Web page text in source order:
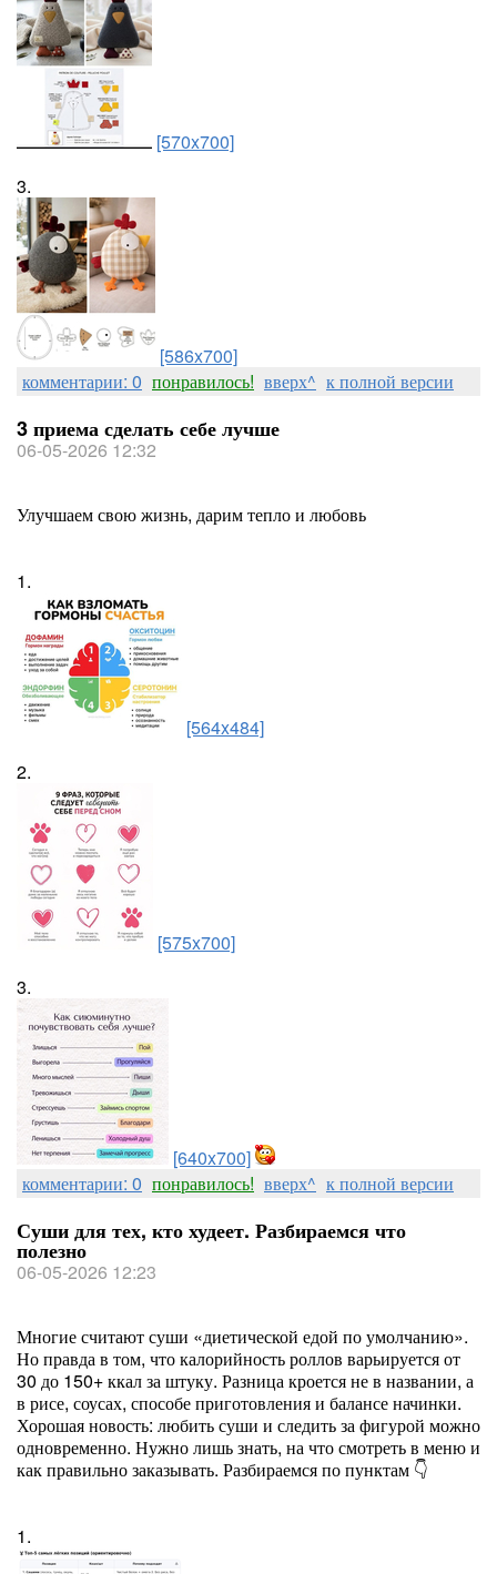
[570x700]
3.
[586x700]
комментарии: 0 понравилось! вверх^ к полной версии
3 приема сделать себе лучше
06-05-2026 12:32
Улучшаем свою жизнь, дарим тепло и любовь
1.
[564x484]
2.
[575x700]
3.
[640x700]
комментарии: 0 понравилось! вверх^ к полной версии
Суши для тех, кто худеет. Разбираемся что
полезно
06-05-2026 12:23
Многие считают суши «диетической едой по умолчанию».
Но правда в том, что калорийность роллов варьируется от
30 до 150+ ккал за штуку. Разница кроется не в названии, а
в рисе, соусах, способе приготовления и балансе начинки.
Хорошая новость: любить суши и следить за фигурой можно
одновременно. Нужно лишь знать, на что смотреть в меню и
как правильно заказывать. Разбираемся по пунктам 👇
1.